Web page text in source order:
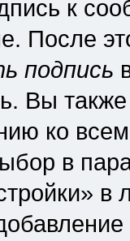
к
После
подпись
Вы
ко
в